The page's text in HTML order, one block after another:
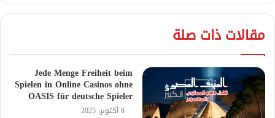
مقالات ذات صلة
Jede Menge Freiheit beim
Spielen in Online Casinos ohne
OASIS für deutsche Spieler
8 أكتوبر، 2025